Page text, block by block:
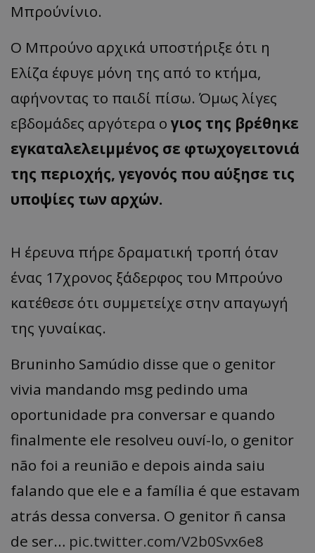
Μπρούνίνιο.
Ο Μπρούνο αρχικά υποστήριξε ότι η
Ελίζα έφυγε μόνη της από το κτήμα,
αφήνοντας το παιδί πίσω. Όμως λίγες
εβδομάδες αργότερα ο γιος της βρέθηκε
εγκαταλελειμμένος σε φτωχογειτονιά
της περιοχής, γεγονός που αύξησε τις
υποψίες των αρχών.
Η έρευνα πήρε δραματική τροπή όταν
ένας 17χρονος ξάδερφος του Μπρούνο
κατέθεσε ότι συμμετείχε στην απαγωγή
της γυναίκας.
Bruninho Samúdio disse que o genitor
vivia mandando msg pedindo uma
oportunidade pra conversar e quando
finalmente ele resolveu ouví-lo, o genitor
não foi a reunião e depois ainda saiu
falando que ele e a família é que estavam
atrás dessa conversa. O genitor ñ cansa
de ser… pic.twitter.com/V2b0Svx6e8